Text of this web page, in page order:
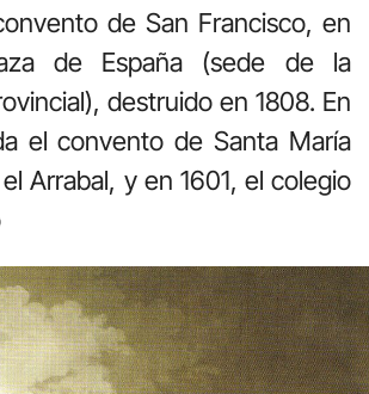
de San Francisco, en
de España (sede de la
destruido en 1808. En
el convento de Santa María
Arrabal, y en 1601, el colegio